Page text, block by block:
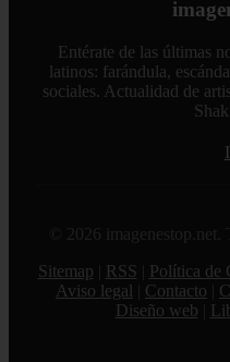
Entérate de las últimas
latinos: farándula,
sociales. Actualidad de
© 2026 imagenestop.net.
Sitemap
RSS Política de
Aviso legal
Contacto
Diseño web